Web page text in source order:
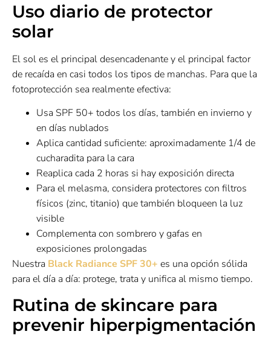
Uso diario de protector
solar
El sol es el principal desencadenante y el principal factor
de recaída en casi todos los tipos de manchas. Para que la
fotoprotección sea realmente efectiva:
Usa SPF 50+ todos los días, también en invierno y
en días nublados
Aplica cantidad suficiente: aproximadamente 1/4 de
cucharadita para la cara
Reaplica cada 2 horas si hay exposición directa
Para el melasma, considera protectores con filtros
físicos (zinc, titanio) que también bloqueen la luz
visible
Complementa con sombrero y gafas en
exposiciones prolongadas
Nuestra Black Radiance SPF 30+ es una opción sólida
para el día a día: protege, trata y unifica al mismo tiempo.
Rutina de skincare para
prevenir hiperpigmentación